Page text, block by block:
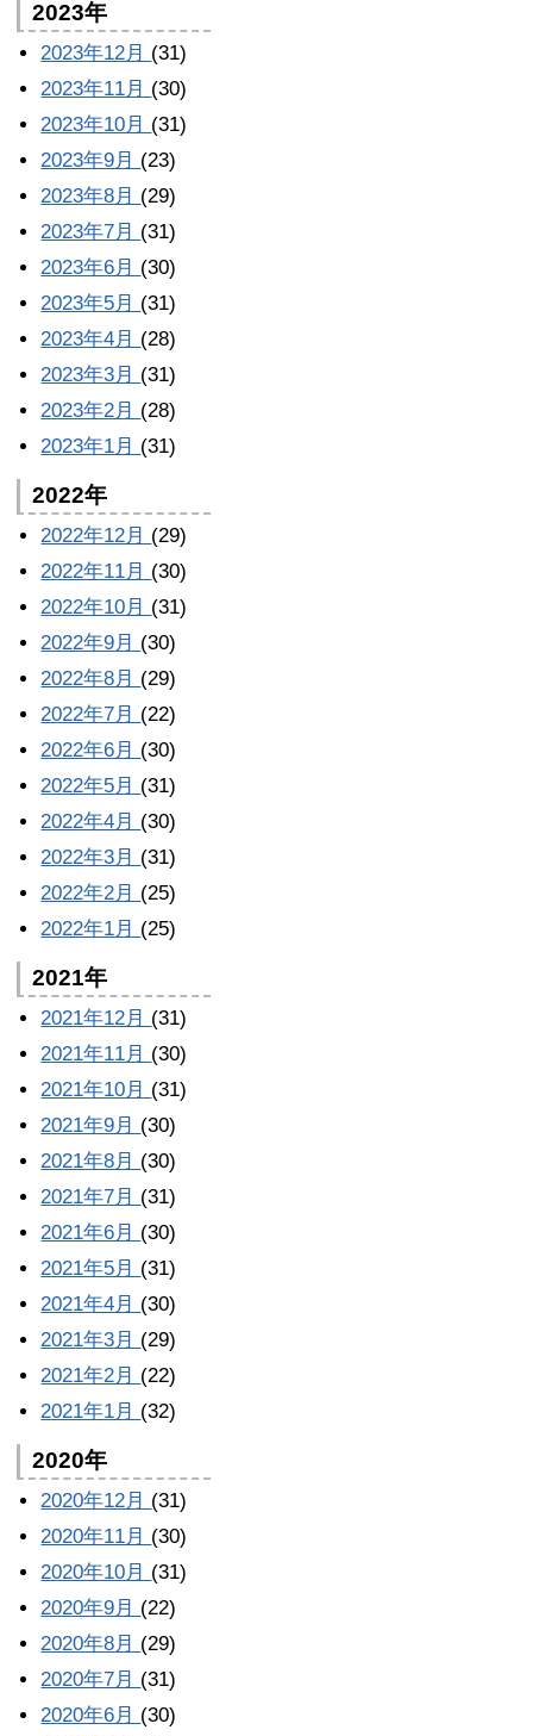
2023年
2023年12月 (31)
2023年11月 (30)
2023年10月 (31)
2023年9月 (23)
2023年8月 (29)
2023年7月 (31)
2023年6月 (30)
2023年5月 (31)
2023年4月 (28)
2023年3月 (31)
2023年2月 (28)
2023年1月 (31)
2022年
2022年12月 (29)
2022年11月 (30)
2022年10月 (31)
2022年9月 (30)
2022年8月 (29)
2022年7月 (22)
2022年6月 (30)
2022年5月 (31)
2022年4月 (30)
2022年3月 (31)
2022年2月 (25)
2022年1月 (25)
2021年
2021年12月 (31)
2021年11月 (30)
2021年10月 (31)
2021年9月 (30)
2021年8月 (30)
2021年7月 (31)
2021年6月 (30)
2021年5月 (31)
2021年4月 (30)
2021年3月 (29)
2021年2月 (22)
2021年1月 (32)
2020年
2020年12月 (31)
2020年11月 (30)
2020年10月 (31)
2020年9月 (22)
2020年8月 (29)
2020年7月 (31)
2020年6月 (30)